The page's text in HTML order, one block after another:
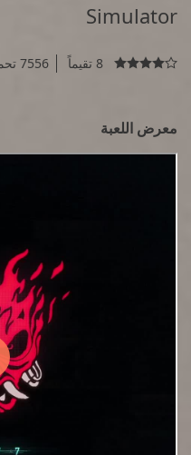
Simulator
 8 تقيماً 7556 تحميلاً
معرض اللعبة